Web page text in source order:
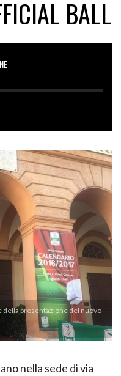
BALL
della presentazione del nuovo
nella sede di via